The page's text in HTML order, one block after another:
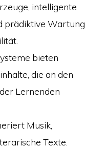
intelligente
prädiktive Wartung
bieten
die an den
Lernenden
Musik,
Texte.